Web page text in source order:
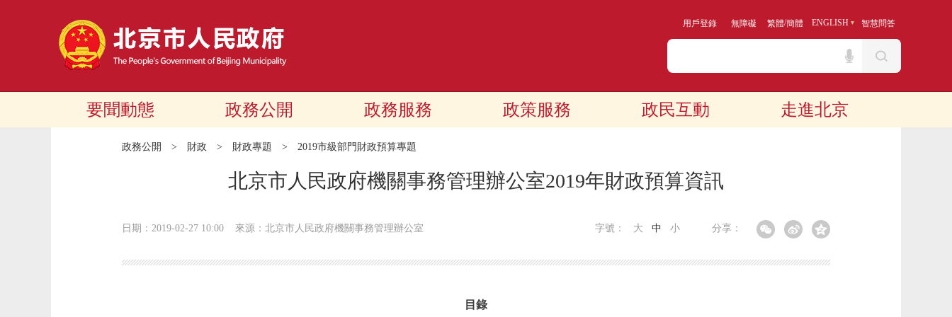
用戶登錄 無障礙 繁體/簡體 ENGLISH 智慧問答
要聞動態 政務公開 政務服務 政策服務 政民互動 走進北京
政務公開 > 財政 > 財政專題 > 2019市級部門財政預算專題
北京市人民政府機關事務管理辦公室2019年財政預算資訊
日期：2019-02-27 10:00 來源：北京市人民政府機關事務管理辦公室 分享：
字號： 大 中 小
目錄